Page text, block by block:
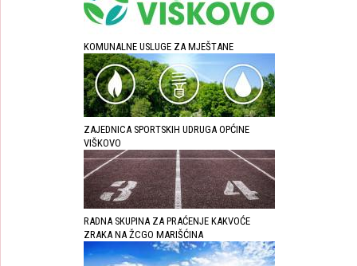
KOMUNALNE USLUGE ZA MJEŠTANE
ZAJEDNICA SPORTSKIH UDRUGA OPĆINE
VIŠKOVO
RADNA SKUPINA ZA PRAĆENJE KAKVOĆE
ZRAKA NA ŽCGO MARIŠĆINA